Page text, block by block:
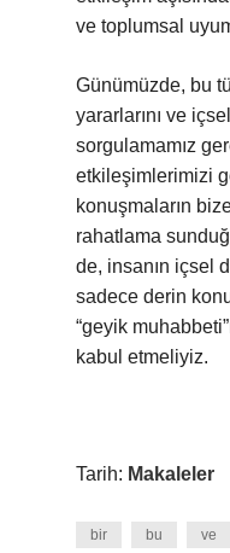
ve toplumsal
Günümüzde, bu
yararlarını ve
sorgulamamız
etkileşimlerimizi
konuşmaların
rahatlama
de, insanın içsel
sadece derin
“geyik
kabul etmeliyiz.
Tarih: Makaleler
bir bu ve